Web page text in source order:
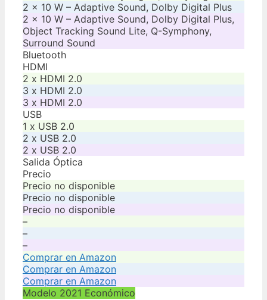
2 x 10 W – Adaptive Sound, Dolby Digital Plus
2 x 10 W – Adaptive Sound, Dolby Digital Plus,
Object Tracking Sound Lite, Q-Symphony,
Surround Sound
Bluetooth
HDMI
2 x HDMI 2.0
3 x HDMI 2.0
3 x HDMI 2.0
USB
1 x USB 2.0
2 x USB 2.0
2 x USB 2.0
Salida Óptica
Precio
Precio no disponible
Precio no disponible
Precio no disponible
–
–
–
Comprar en Amazon
Comprar en Amazon
Comprar en Amazon
Modelo 2021 Económico